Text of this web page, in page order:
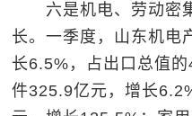
六是机电、劳动密集
长。一季度，山东机电
长6.5%，占出口总值
件325.9亿元，增长